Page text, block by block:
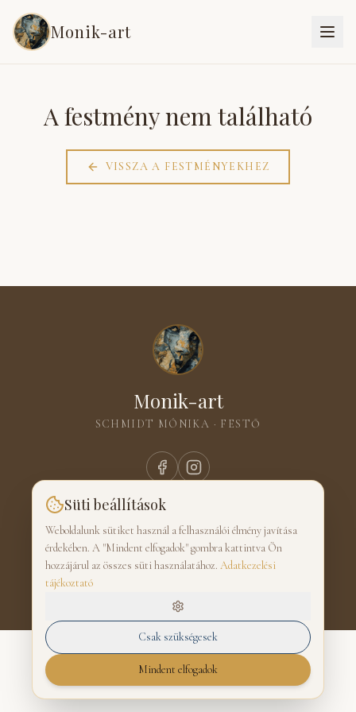
Monik-art
A festmény nem található
VISSZA A FESTMÉNYEKHEZ
Monik-art
SCHMIDT MÓNIKA · FESTŐ
Adatkezelési tájékoztató
©
Süti beállítások
Weboldalunk sütiket használ a felhasználói élmény javítása
érdekében. A "Mindent elfogadok" gombra kattintva Ön
hozzájárul az összes süti használatához. Adatkezelési
tájékoztató
Csak szükségesek
Mindent elfogadok